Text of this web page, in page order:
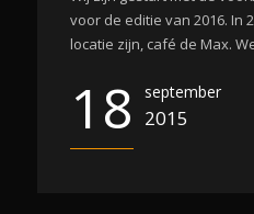
voor de editie van 2016. In
locatie zijn, café de Max.
18 september
2015